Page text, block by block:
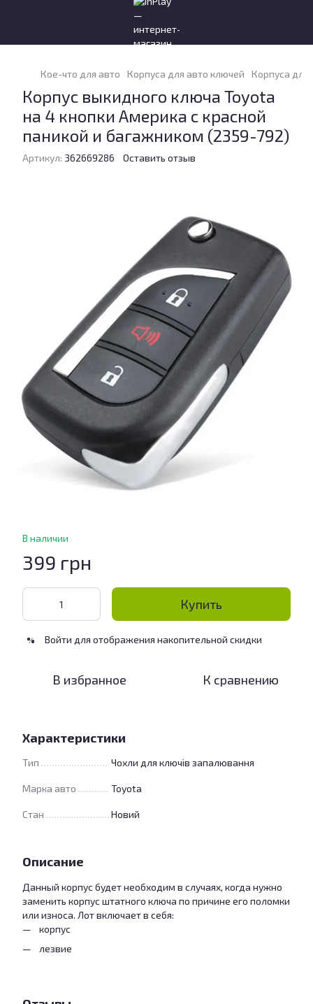
Кое-что для авто Корпуса для авто ключей Корпуса для
Корпус выкидного ключа Toyota
на 4 кнопки Америка с красной
паникой и багажником (2359-792)
Артикул: 362669286 Оставить отзыв
В наличии
399 грн
Купить
% Войти для отображения накопительной скидки
В избранное К сравнению
Характеристики
Тип Чохли для ключів запалювання
Марка авто Toyota
Стан Новий
Описание
Данный корпус будет необходим в случаях, когда нужно
заменить корпус штатного ключа по причине его поломки
или износа. Лот включает в себя:
корпус
лезвие